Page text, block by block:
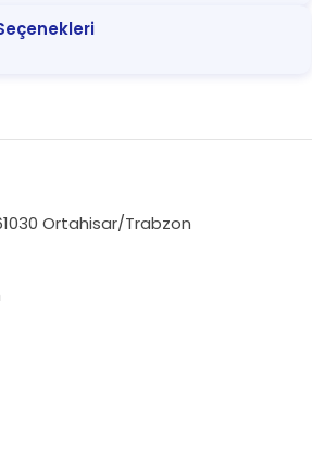
Ortahisar/Trabzon